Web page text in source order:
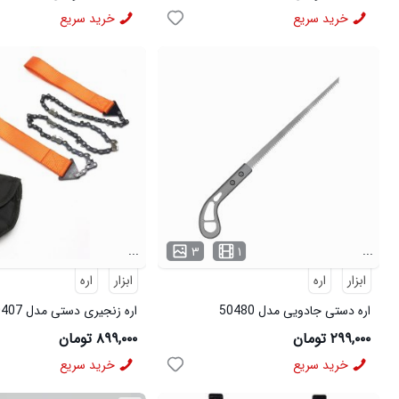
نداره .
برای مشاهده
توضیحات
فروشنده رو
برای ارتباط و
کرده و سوال
...
خرید سریع خرید سریع
۳ ۱
...
ابزار
اره
اره دستی جادویی مدل 50480
۲۹۹,۰۰۰ تومان
خرید سریع
...
ابزار
اره
اره زنجیری دستی مدل 50407
۸۹۹,۰۰۰ تومان
خرید سریع